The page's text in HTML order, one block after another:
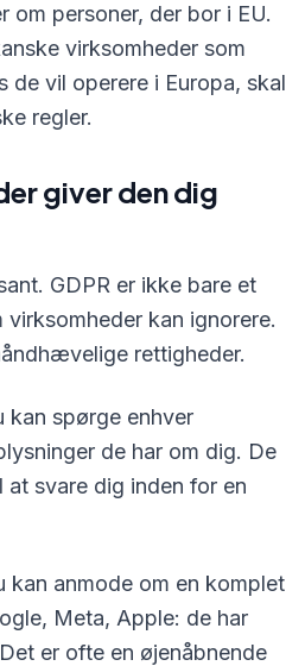
om personer, der bor i EU.
virksomheder som
de vil operere i Europa, skal
regler.
giver den dig
GDPR er ikke bare et
kan ignorere.
rettigheder.
kan spørge enhver
de har om dig. De
svare dig inden for en
kan anmode om en komplet
Meta, Apple: de har
er ofte en øjenåbnende